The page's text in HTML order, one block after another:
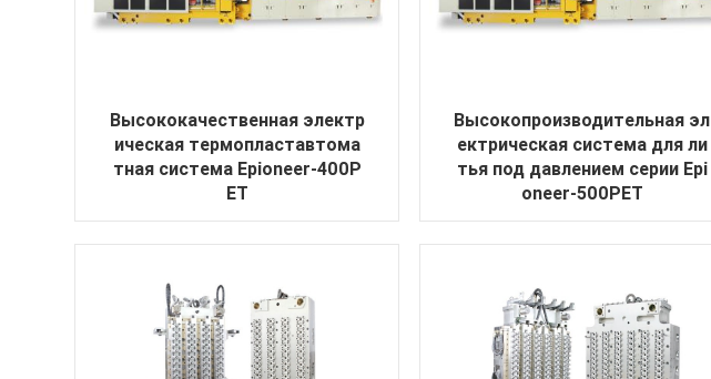
Высококачественная электр
ическая термопластавтома
тная система Epioneer-400P
ET
Высокопроизводительная эл
ектрическая система для ли
тья под давлением серии Epi
oneer-500PET